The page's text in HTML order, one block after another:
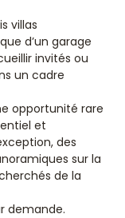
villas
d’un garage
invités ou
un cadre
opportunité rare
et
des
sur la
de la
demande.